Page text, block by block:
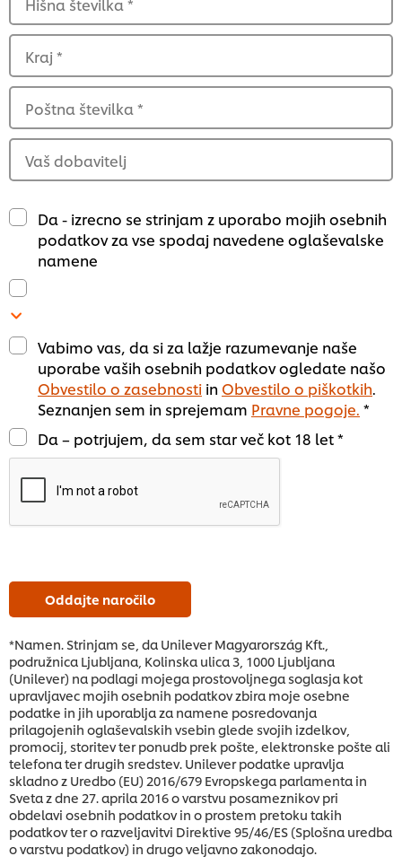
Hišna številka *
Kraj *
Poštna številka *
Vaš dobavitelj
Da - izrecno se strinjam z uporabo mojih osebnih
podatkov za vse spodaj navedene oglaševalske
namene
Vabimo vas, da si za lažje razumevanje naše
uporabe vaših osebnih podatkov ogledate našo
Obvestilo o zasebnosti in Obvestilo o piškotkih.
Seznanjen sem in sprejemam Pravne pogoje. *
Da – potrjujem, da sem star več kot 18 let *
Oddajte naročilo
*Namen. Strinjam se, da Unilever Magyarország Kft.,
podružnica Ljubljana, Kolinska ulica 3, 1000 Ljubljana
(Unilever) na podlagi mojega prostovoljnega soglasja kot
upravljavec mojih osebnih podatkov zbira moje osebne
podatke in jih uporablja za namene posredovanja
prilagojenih oglaševalskih vsebin glede svojih izdelkov,
promocij, storitev ter ponudb prek pošte, elektronske pošte ali
telefona ter drugih sredstev. Unilever podatke upravlja
skladno z Uredbo (EU) 2016/679 Evropskega parlamenta in
Sveta z dne 27. aprila 2016 o varstvu posameznikov pri
obdelavi osebnih podatkov in o prostem pretoku takih
podatkov ter o razveljavitvi Direktive 95/46/ES (Splošna uredba
o varstvu podatkov) in drugo veljavno zakonodajo.